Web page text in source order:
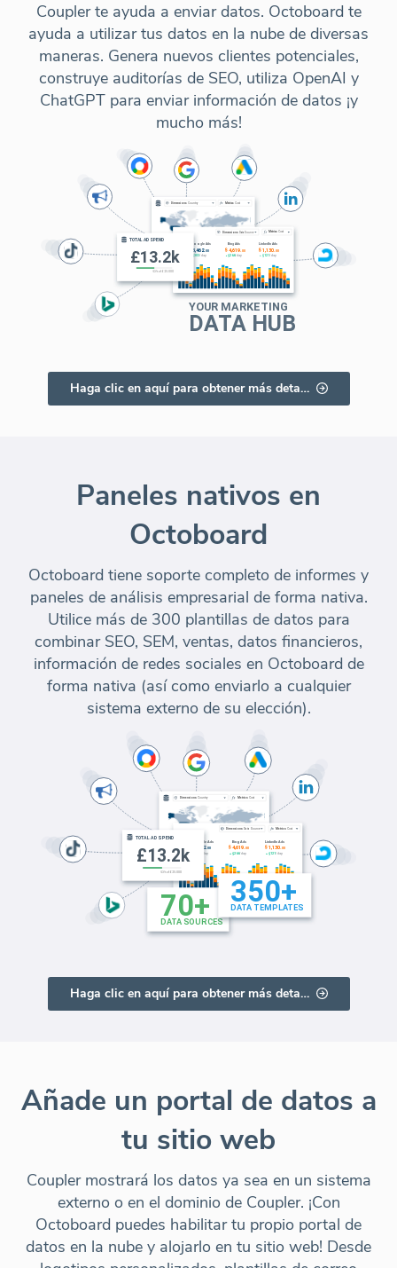
Coupler te ayuda a enviar datos. Octoboard te
ayuda a utilizar tus datos en la nube de diversas
maneras. Genera nuevos clientes potenciales,
construye auditorías de SEO, utiliza OpenAI y
ChatGPT para enviar información de datos ¡y
mucho más!
Haga clic en aquí para obtener más detalles
Paneles nativos en
Octoboard
Octoboard tiene soporte completo de informes y
paneles de análisis empresarial de forma nativa.
Utilice más de 300 plantillas de datos para
combinar SEO, SEM, ventas, datos financieros,
información de redes sociales en Octoboard de
forma nativa (así como enviarlo a cualquier
sistema externo de su elección).
Haga clic en aquí para obtener más detalles
Añade un portal de datos a
tu sitio web
Coupler mostrará los datos ya sea en un sistema
externo o en el dominio de Coupler. ¡Con
Octoboard puedes habilitar tu propio portal de
datos en la nube y alojarlo en tu sitio web! Desde